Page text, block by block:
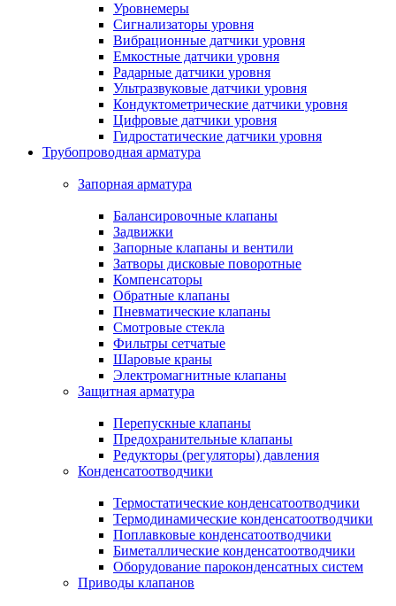
Уровнемеры
Сигнализаторы уровня
Вибрационные датчики уровня
Емкостные датчики уровня
Радарные датчики уровня
Ультразвуковые датчики уровня
Кондуктометрические датчики уровня
Цифровые датчики уровня
Гидростатические датчики уровня
Трубопроводная арматура
Запорная арматура
Балансировочные клапаны
Задвижки
Запорные клапаны и вентили
Затворы дисковые поворотные
Компенсаторы
Обратные клапаны
Пневматические клапаны
Смотровые стекла
Фильтры сетчатые
Шаровые краны
Электромагнитные клапаны
Защитная арматура
Перепускные клапаны
Предохранительные клапаны
Редукторы (регуляторы) давления
Конденсатоотводчики
Термостатические конденсатоотводчики
Термодинамические конденсатоотводчики
Поплавковые конденсатоотводчики
Биметаллические конденсатоотводчики
Оборудование пароконденсатных систем
Приводы клапанов